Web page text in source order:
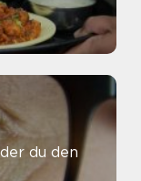
du den